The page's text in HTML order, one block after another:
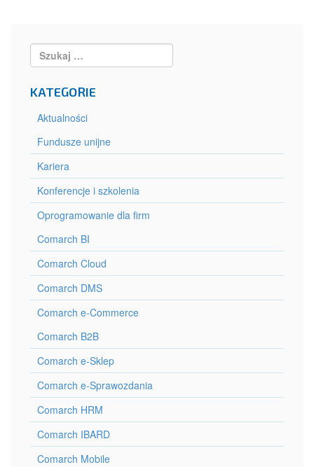
Search:
KATEGORIE
Aktualności
Fundusze unijne
Kariera
Konferencje i szkolenia
Oprogramowanie dla firm
Comarch BI
Comarch Cloud
Comarch DMS
Comarch e-Commerce
Comarch B2B
Comarch e-Sklep
Comarch e-Sprawozdania
Comarch HRM
Comarch IBARD
Comarch Mobile